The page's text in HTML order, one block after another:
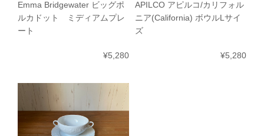
Emma Bridgewater ビッグポ
ルカドット ミディアムプレ
ート
¥5,280
APILCO アピルコ/カリフォル
ニア(California) ボウルLサイ
ズ
¥5,280